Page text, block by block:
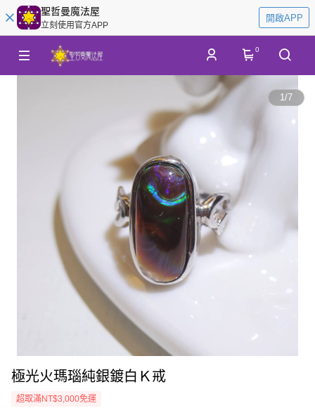
聖哲曼魔法屋
立刻使用官方APP
開啟APP
0
1/7
極光火瑪瑙純銀鍍白Ｋ戒
超取滿NT$3,000免運